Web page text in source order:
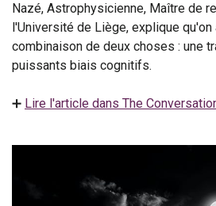
Nazé, Astrophysicienne, Maître de
l'Université de Liège, explique
combinaison de deux choses : une
puissants biais cognitifs.
➕ Lire l'article dans The